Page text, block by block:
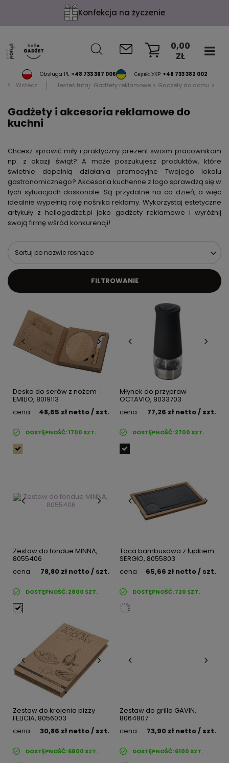
Konfekcja na życzenie
Obsługa PL +48 733 367 006 Сервіс УКР +48 733 382 002
0,00
ZŁ
Wstecz Jesteś tutaj: Gadżety reklamowe Gadżety do domu
Gadżety i akcesoria reklamowe do
kuchni
Chcesz sprawić miły i praktyczny prezent swoim pracownikom
np. z okazji świąt? A może poszukujesz produktów, które
świetnie dopełnią działania promocyjne Twojego lokalu
gastronomicznego? Akcesoria kuchenne z logo sprawdzą się w
tych sytuacjach doskonale. Są przydatne na co dzień, a więc
idealnie wypełnią rolę nośnika reklamy. Wykorzystaj estetyczne
artykuły z hellogadżet.pl jako gadżety reklamowe i wyróżnij
swoją firmę wśród konkurencji!
Sortuj po nazwie rosnąco
FILTROWANIE
Deska do serów z nożem
EMILIO, 8019113
cena
48,65 zł netto/ szt.
DOSTĘPNOŚĆ:1700 SZT.
Młynek do przypraw
OCTAVIO, 8033703
cena
77,26 zł netto/ szt.
DOSTĘPNOŚĆ:2700 SZT.
Zestaw do fondue MINNA,
8055406
cena
78,80 zł netto/ szt.
DOSTĘPNOŚĆ:2800 SZT.
Taca bambusowa z łupkiem
SERGIO, 8055803
cena
65,66 zł netto/ szt.
DOSTĘPNOŚĆ:720 SZT.
Zestaw do krojenia pizzy
FELICIA, 8056003
cena
30,86 zł netto/ szt.
DOSTĘPNOŚĆ:6800 SZT.
Zestaw do grilla GAVIN,
8064807
cena
73,90 zł netto/ szt.
DOSTĘPNOŚĆ:6100 SZT.